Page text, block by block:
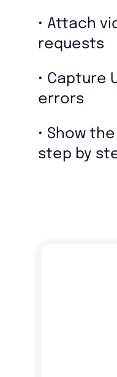
• Attach
requests
• Capture
errors
• Show
step by